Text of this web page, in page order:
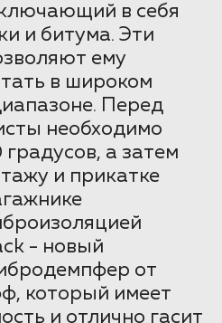
в себя
и битума. Эти
ему
в широком
Перед
необходимо
а затем
и прикатке
- новый
от
который имеет
и отлично гасит